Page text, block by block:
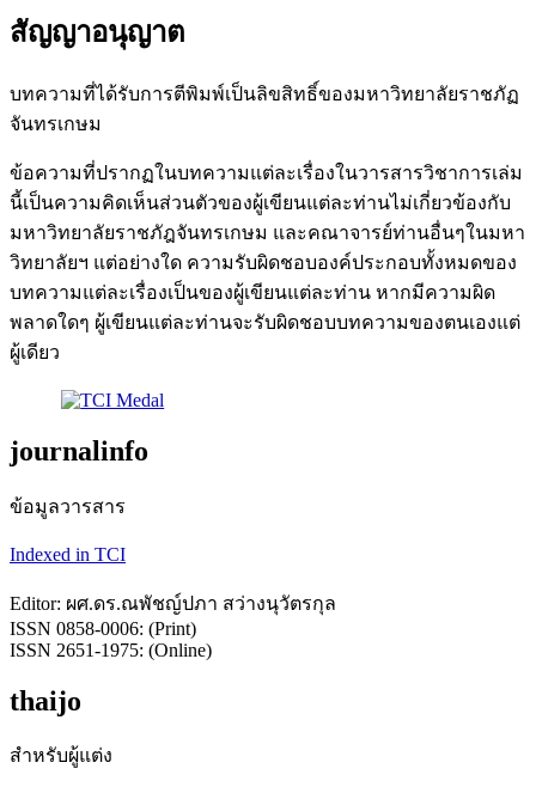
สัญญาอนุญาต
บทความที่ได้รับการตีพิมพ์เป็นลิขสิทธิ์ของมหาวิทยาลัยราชภัฏ
จันทรเกษม
ข้อความที่ปรากฏในบทความแต่ละเรื่องในวารสารวิชาการเล่ม
นี้เป็นความคิดเห็นส่วนตัวของผู้เขียนแต่ละท่านไม่เกี่ยวข้องกับ
มหาวิทยาลัยราชภัฎจันทรเกษม และคณาจารย์ท่านอื่นๆในมหา
วิทยาลัยฯ แต่อย่างใด ความรับผิดชอบองค์ประกอบทั้งหมดของ
บทความแต่ละเรื่องเป็นของผู้เขียนแต่ละท่าน หากมีความผิด
พลาดใดๆ ผู้เขียนแต่ละท่านจะรับผิดชอบบทความของตนเองแต่
ผู้เดียว
journalinfo
ข้อมูลวารสาร
Indexed in TCI
Editor: ผศ.ดร.ณพัชญ์ปภา สว่างนุวัตรกุล
ISSN 0858-0006: (Print)
ISSN 2651-1975: (Online)
thaijo
สำหรับผู้แต่ง